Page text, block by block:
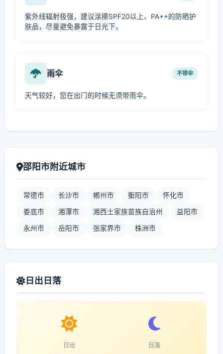
紫外线辐射极强，建议涂擦SPF20以上、PA++的防晒护
肤品，尽量避免暴露于日光下。
雨伞 不带伞
天气较好，您在出门的时候无须带雨伞。
邵阳市附近城市
常德市 长沙市 郴州市 衡阳市 怀化市
娄底市 湘潭市 湘西土家族苗族自治州 益阳市
永州市 岳阳市 张家界市 株洲市
日出日落
日出 日落